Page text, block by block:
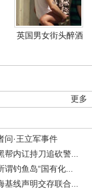
英国男女街头醉酒
更多
问·王立军事件
内讧持刀追砍警...
钓鱼岛“国有化...
线声明交存联合...